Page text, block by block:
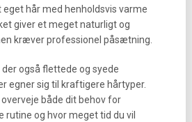
hår med henholdsvis varme
giver et meget naturligt og
kræver professionel påsætning.
også flettede og syede
egner sig til kraftigere hårtyper.
overveje både dit behov for
rutine og hvor meget tid du vil